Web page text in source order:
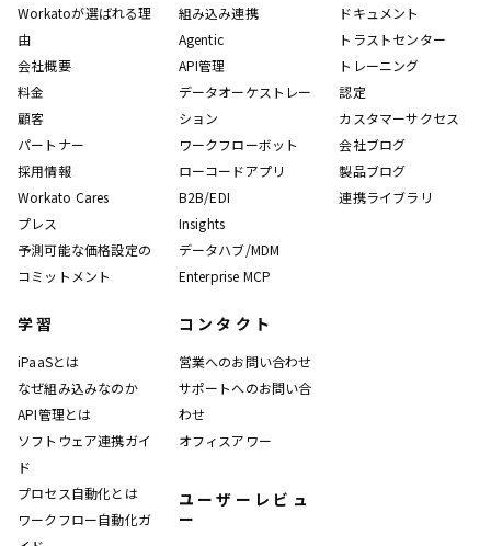
Workatoが選ばれる理
由
会社概要
料金
顧客
パートナー
採用情報
Workato Cares
プレス
予測可能な価格設定の
コミットメント
組み込み連携
Agentic
API管理
データオーケストレー
ション
ワークフローボット
ローコードアプリ
B2B/EDI
Insights
データハブ/MDM
Enterprise MCP
ドキュメント
トラストセンター
トレーニング
認定
カスタマーサクセス
会社ブログ
製品ブログ
連携ライブラリ
学習
iPaaSとは
なぜ組み込みなのか
API管理とは
ソフトウェア連携ガイ
ド
プロセス自動化とは
ワークフロー自動化ガ
コンタクト
営業へのお問い合わせ
サポートへのお問い合
わせ
オフィスアワー
ユーザーレビュ
ー